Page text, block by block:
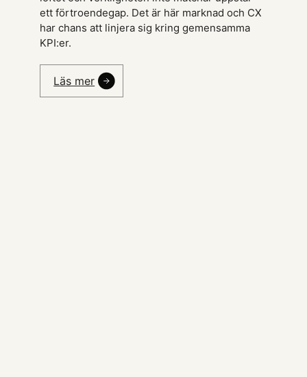
ett förtroendegap. Det är här marknad och CX
har chans att linjera sig kring gemensamma
KPI:er.
Läs mer